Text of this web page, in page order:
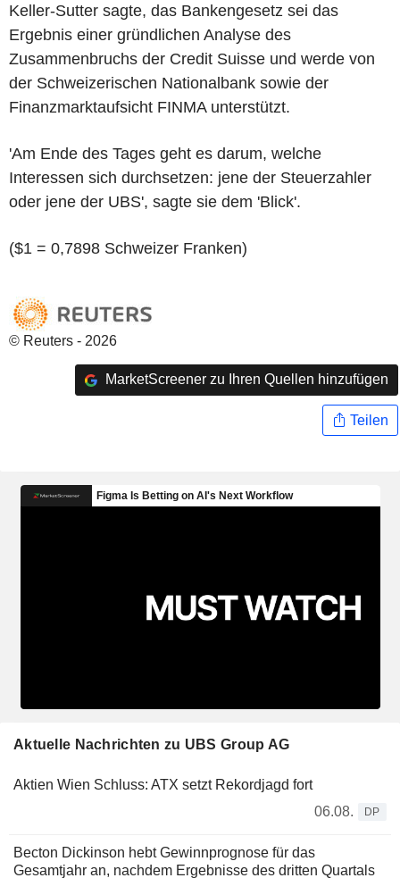
Keller-Sutter sagte, das Bankengesetz sei das
Ergebnis einer gründlichen Analyse des
Zusammenbruchs der Credit Suisse und werde von
der Schweizerischen Nationalbank sowie der
Finanzmarktaufsicht FINMA unterstützt.
'Am Ende des Tages geht es darum, welche
Interessen sich durchsetzen: jene der Steuerzahler
oder jene der UBS', sagte sie dem 'Blick'.
($1 = 0,7898 Schweizer Franken)
© Reuters - 2026
MarketScreener zu Ihren Quellen hinzufügen
Teilen
Aktuelle Nachrichten zu UBS Group AG
Aktien Wien Schluss: ATX setzt Rekordjagd fort
06.08.
DP
Becton Dickinson hebt Gewinnprognose für das
Gesamtjahr an, nachdem Ergebnisse des dritten Quartals